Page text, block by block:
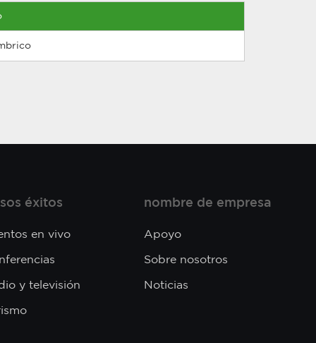
éxitos
en vivo
y televisión
nombre de empresa
Apoyo
Sobre nosotros
Noticias